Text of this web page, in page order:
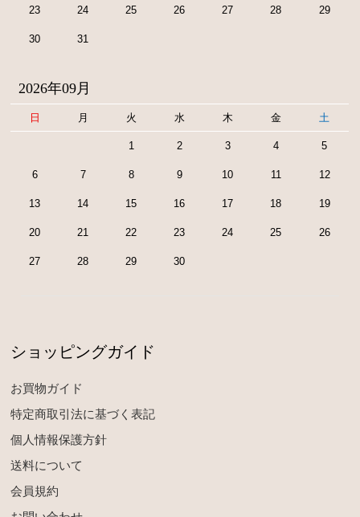
23 24 25 26 27 28 29
30 31
2026年09月
日 月 火 水 木 金 土
1 2 3 4 5
6 7 8 9 10 11 12
13 14 15 16 17 18 19
20 21 22 23 24 25 26
27 28 29 30
ショッピングガイド
お買物ガイド
特定商取引法に基づく表記
個人情報保護方針
送料について
会員規約